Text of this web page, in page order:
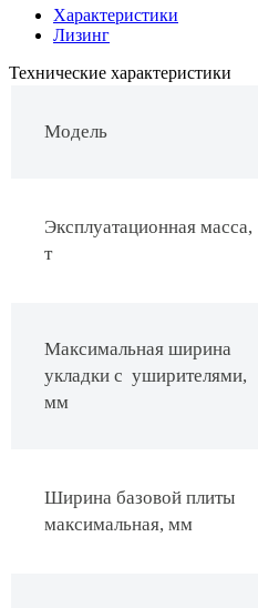
Характеристики
Лизинг
Технические характеристики
Модель
Эксплуатационная масса,
т
Максимальная ширина
укладки с уширителями,
мм
Ширина базовой плиты
максимальная, мм